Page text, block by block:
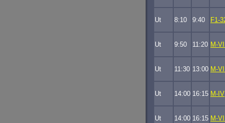
Ut 8:10 9:40 F1-
Ut 9:50 11:20 M-
Ut 11:30 13:00 M-
Ut 14:00 16:15 M-IV
Ut 14:00 16:15 M-